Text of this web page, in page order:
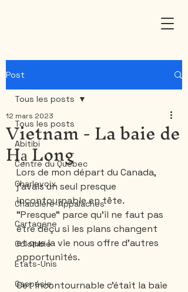
Post
Tous les posts
Abitibi
Centre du Québec
Charlevoix
Chaudière-Appalaches
Cartagene
Colombie
États-Unis
Gaspésie
Tous les posts
Vietnam - La baie de
Hạ Long
12 mars 2023
Lors de mon départ du Canada,
j'avais un seul presque
incontournable en tête.
"Presque" parce qu'il ne faut pas
être déçu si les plans changent
et que la vie nous offre d'autres
opportunités.
Cet incontournable c'était la baie